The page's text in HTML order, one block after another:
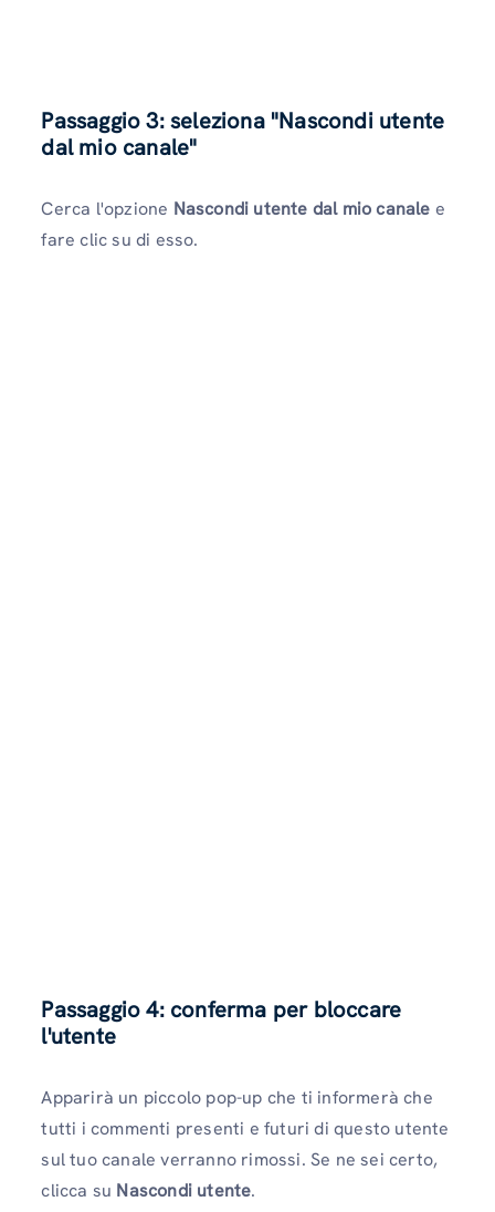
Passaggio 3: seleziona "Nascondi utente
dal mio canale"
Cerca l'opzione Nascondi utente dal mio canale e
fare clic su di esso.
Passaggio 4: conferma per bloccare
l'utente
Apparirà un piccolo pop-up che ti informerà che
tutti i commenti presenti e futuri di questo utente
sul tuo canale verranno rimossi. Se ne sei certo,
clicca su Nascondi utente.